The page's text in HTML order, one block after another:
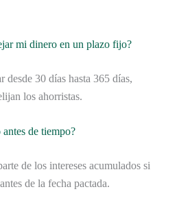
mi dinero en un plazo fijo?
desde 30 días hasta 365 días,
los ahorristas.
de tiempo?
de los intereses acumulados si
de la fecha pactada.